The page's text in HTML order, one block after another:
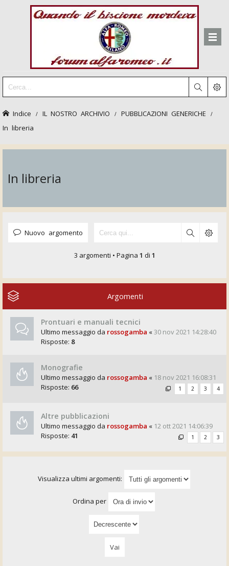
Indice IL NOSTRO ARCHIVIO PUBBLICAZIONI GENERICHE
In libreria
In libreria
Nuovo argomento
3 argomenti • Pagina 1 di 1
Argomenti
Prontuari e manuali tecnici
Ultimo messaggio da rossogamba «30 nov 2021 14:28:40
Risposte: 8
Monografie
Ultimo messaggio da rossogamba « 18 nov 2021 16:08:31
Risposte: 66 1 2 3 4
Altre pubblicazioni
Ultimo messaggio da rossogamba « 12 ott 2021 14:06:39
Risposte: 41 1 2 3
Visualizza ultimi argomenti:
Ordina per